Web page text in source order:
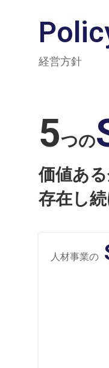
経営方針
5つの
価値あ
存在し続
人材事業の